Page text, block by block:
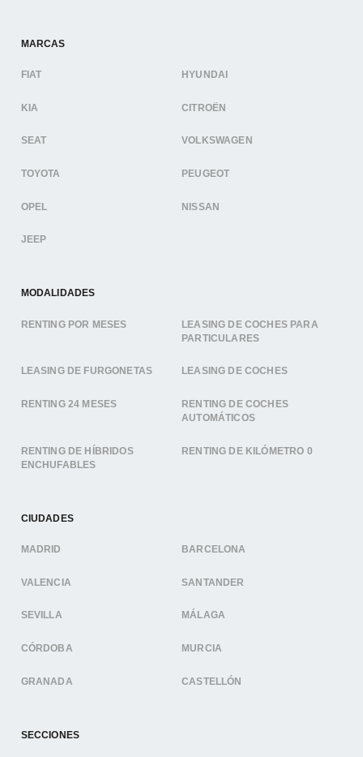
MARCAS
FIAT HYUNDAI
KIA CITROËN
SEAT VOLKSWAGEN
TOYOTA PEUGEOT
OPEL NISSAN
JEEP
MODALIDADES
RENTING POR MESES
LEASING DE COCHES PARA
PARTICULARES
LEASING DE FURGONETAS LEASING DE COCHES
RENTING 24 MESES
RENTING DE COCHES
AUTOMÁTICOS
RENTING DE HÍBRIDOS
ENCHUFABLES
RENTING DE KILÓMETRO 0
CIUDADES
MADRID BARCELONA
VALENCIA SANTANDER
SEVILLA MÁLAGA
CÓRDOBA MURCIA
GRANADA CASTELLÓN
SECCIONES